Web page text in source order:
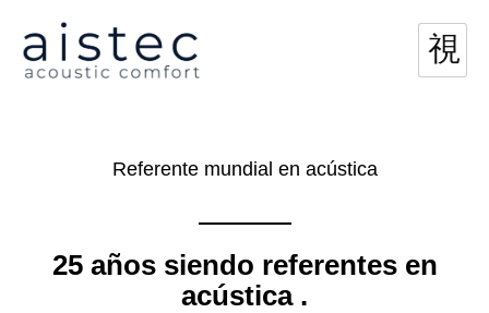
Referente mundial en acústica
25 años siendo referentes en
acústica .